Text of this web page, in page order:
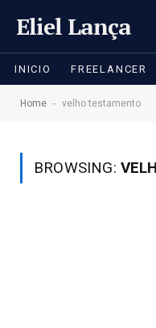
Eliel Lança
INICIO FREELANCER
Home - velho testamento
BROWSING: